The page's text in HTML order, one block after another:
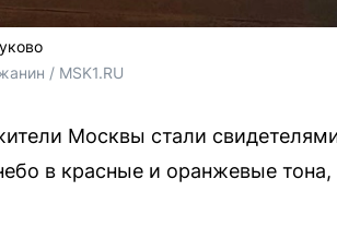
/ MSK1.RU
Москвы стали
в красные и оранжевые